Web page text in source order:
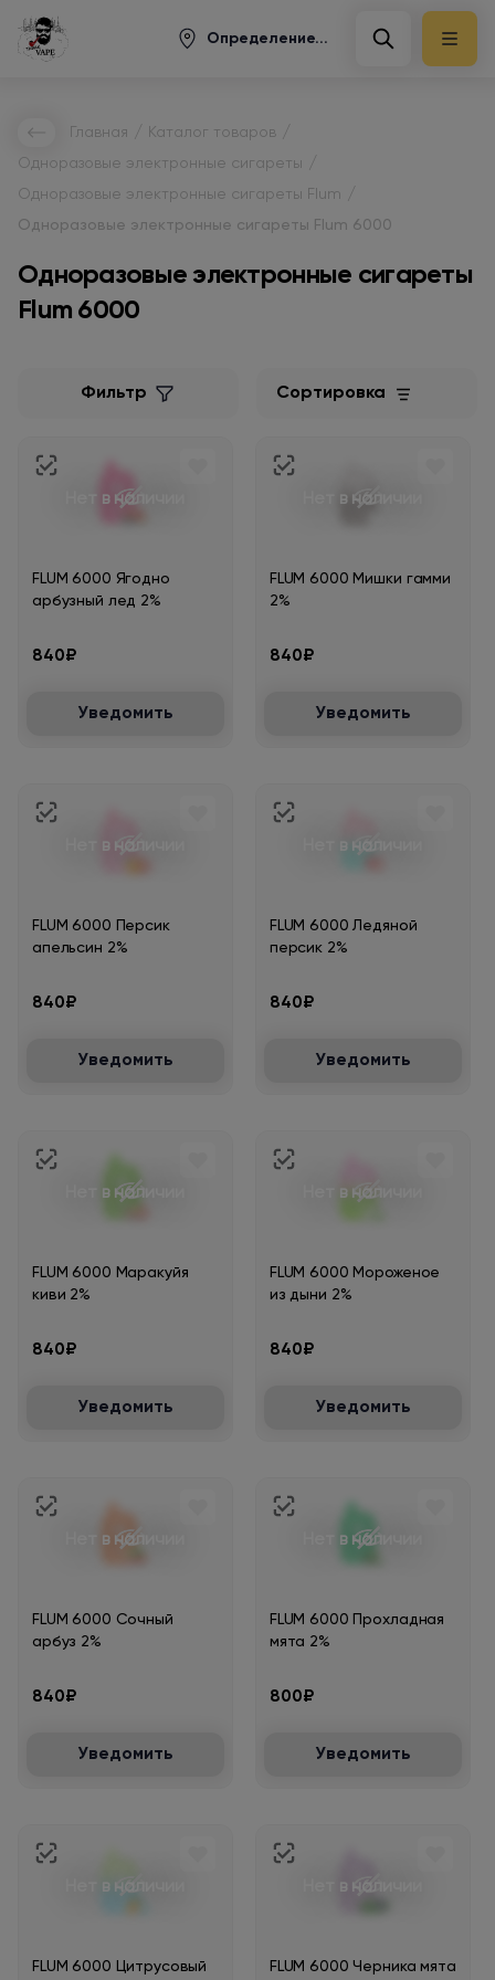
Определение...
Главная Каталог товаров
Одноразовые электронные сигареты
Одноразовые электронные сигареты Flum
Одноразовые электронные сигареты Flum 6000
Одноразовые электронные сигареты
Flum 6000
Фильтр Сортировка
Нет в наличии
FLUM 6000 Ягодно
арбузный лед 2%
840₽
Уведомить
Нет в наличии
FLUM 6000 Мишки гамми
2%
840₽
Уведомить
Нет в наличии
FLUM 6000 Персик
апельсин 2%
840₽
Уведомить
Нет в наличии
FLUM 6000 Ледяной
персик 2%
840₽
Уведомить
Нет в наличии
FLUM 6000 Маракуйя
киви 2%
840₽
Уведомить
Нет в наличии
FLUM 6000 Мороженое
из дыни 2%
840₽
Уведомить
Нет в наличии
FLUM 6000 Сочный
арбуз 2%
840₽
Уведомить
Нет в наличии
FLUM 6000 Прохладная
мята 2%
800₽
Уведомить
Нет в наличии
FLUM 6000 Цитрусовый
Нет в наличии
FLUM 6000 Черника мята